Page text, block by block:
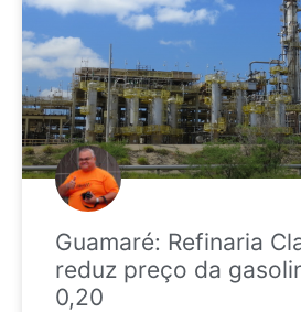
Guamaré: Refinaria
reduz preço da
0,20